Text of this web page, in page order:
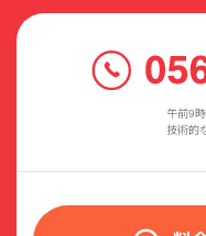
午前9
技術的